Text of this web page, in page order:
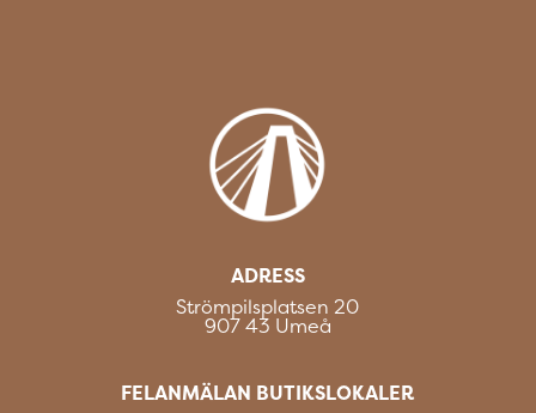
ADRESS
Strömpilsplatsen 20
907 43 Umeå
FELANMÄLAN BUTIKSLOKALER